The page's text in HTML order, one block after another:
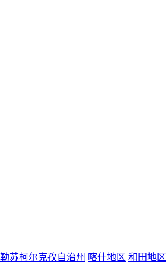
苏柯尔克孜自治州 喀什地区 和田地区